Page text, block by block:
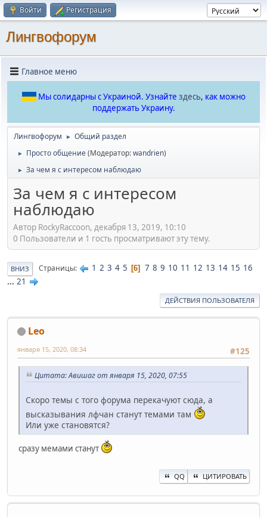
Войти Регистрация
Лингвофорум
Главное меню
Мы солидарны с Украиной. Узнайте здесь, как можно
поддержать Украину.
Лингвофорум ► Общий раздел
► Просто общение(Модератор:wandrien)
► За чем я с интересом наблюдаю
За чем я с интересом
наблюдаю
Автор RockyRaccoon, декабря 13, 2019, 10:10
0 Пользователи и 1 гость просматривают эту тему.
ВНИЗ Страницы 1 2 3 4 5 6 7 8 9 10 11 12 13 14 15 16
... 21
ДЕЙСТВИЯ ПОЛЬЗОВАТЕЛЯ
Leo
#125
января 15, 2020, 08:34
Цитата: Авишаг от января 15, 2020, 07:55
Скоро темы с того форума перекачуют сюда, а
высказывания лфчан станут темами там
Или уже становятся?
сразу мемами станут
QQ ЦИТИРОВАТЬ